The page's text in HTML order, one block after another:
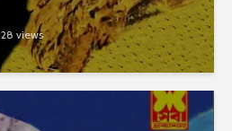
28 views